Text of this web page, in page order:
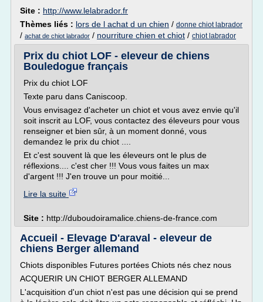
Site : http://www.lelabrador.fr
Thèmes liés : lors de l achat d un chien / donne chiot labrador
/ achat de chiot labrador / nourriture chien et chiot / chiot labrador
Prix du chiot LOF - eleveur de chiens
Bouledogue français
Prix du chiot LOF
Texte paru dans Caniscoop.
Vous envisagez d'acheter un chiot et vous avez envie qu'il
soit inscrit au LOF, vous contactez des éleveurs pour vous
renseigner et bien sûr, à un moment donné, vous
demandez le prix du chiot ....
Et c'est souvent là que les éleveurs ont le plus de
réflexions.... c'est cher !!! Vous vous faites un max
d'argent !!! J'en trouve un pour moitié...
Lire la suite
Site : http://duboudoiramalice.chiens-de-france.com
Accueil - Elevage D'araval - eleveur de
chiens Berger allemand
Chiots disponibles Futures portées Chiots nés chez nous
ACQUERIR UN CHIOT BERGER ALLEMAND
L'acquisition d'un chiot n'est pas une décision qui se prend